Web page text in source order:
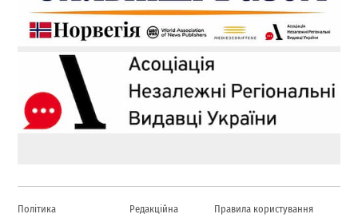
Політика Редакційна Правила користування